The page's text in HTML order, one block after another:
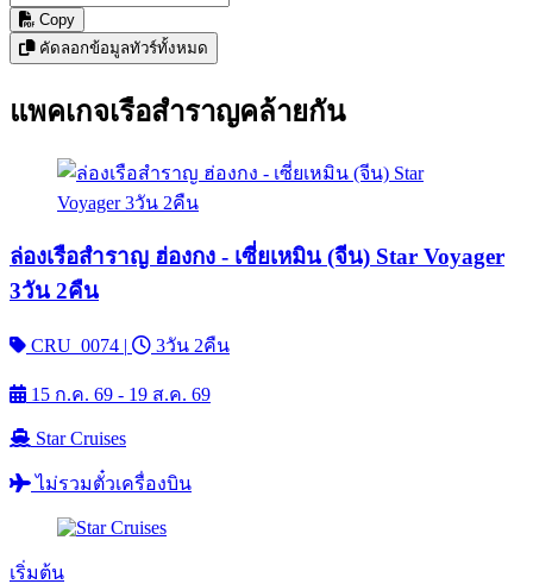
Copy
คัดลอกข้อมูลทัวร์ทั้งหมด
แพคเกจเรือสำราญคล้ายกัน
ล่องเรือสำราญ ฮ่องกง - เซี่ยเหมิน (จีน) Star Voyager
3วัน 2คืน
CRU_0074 | 3วัน 2คืน
15 ก.ค. 69 - 19 ส.ค. 69
Star Cruises
ไม่รวมตั๋วเครื่องบิน
เริ่มต้น